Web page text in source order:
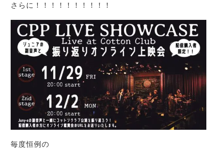
さらに！！！！！！！！！！
毎度恒例の